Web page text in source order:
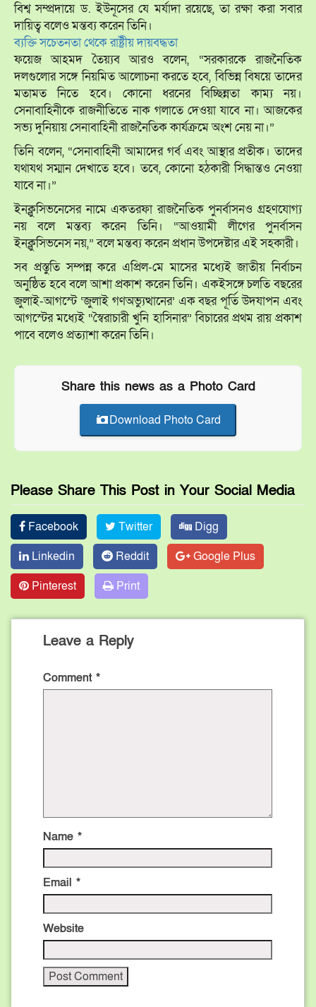
বিশ্ব সম্প্রদায়ে ড. ইউনূসের যে মর্যাদা রয়েছে, তা রক্ষা করা সবার
দায়িত্ব বলেও মন্তব্য করেন তিনি।
ব্যক্তি সচেতনতা থেকে রাষ্ট্রীয় দায়বদ্ধতা
ফয়েজ আহমদ তৈয়্যব আরও বলেন, “সরকারকে রাজনৈতিক
দলগুলোর সঙ্গে নিয়মিত আলোচনা করতে হবে, বিভিন্ন বিষয়ে তাদের
মতামত নিতে হবে। কোনো ধরনের বিচ্ছিন্নতা কাম্য নয়।
সেনাবাহিনীকে রাজনীতিতে নাক গলাতে দেওয়া যাবে না। আজকের
সভ্য দুনিয়ায় সেনাবাহিনী রাজনৈতিক কার্যক্রমে অংশ নেয় না।”
তিনি বলেন, “সেনাবাহিনী আমাদের গর্ব এবং আস্থার প্রতীক। তাদের
যথাযথ সম্মান দেখাতে হবে। তবে, কোনো হঠকারী সিদ্ধান্তও নেওয়া
যাবে না।”
ইনক্লুসিভনেসের নামে একতরফা রাজনৈতিক পুনর্বাসনও গ্রহণযোগ্য
নয় বলে মন্তব্য করেন তিনি। “আওয়ামী লীগের পুনর্বাসন
ইনক্লুসিভনেস নয়,” বলে মন্তব্য করেন প্রধান উপদেষ্টার এই সহকারী।
সব প্রস্তুতি সম্পন্ন করে এপ্রিল-মে মাসের মধ্যেই জাতীয় নির্বাচন
অনুষ্ঠিত হবে বলে আশা প্রকাশ করেন তিনি। একইসঙ্গে চলতি বছরের
জুলাই-আগস্টে ‘জুলাই গণঅভ্যুত্থানের’ এক বছর পূর্তি উদযাপন এবং
আগস্টের মধ্যেই “স্বৈরাচারী খুনি হাসিনার” বিচারের প্রথম রায় প্রকাশ
পাবে বলেও প্রত্যাশা করেন তিনি।
Share this news as a Photo Card
Download Photo Card
Please Share This Post in Your Social Media
Facebook Twitter
Digg
Linkedin
Reddit
Google Plus
Pinterest
Print
Leave a Reply
Comment *
Name *
Email *
Website